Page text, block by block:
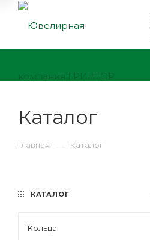
Каталог
Главная — Каталог
КАТАЛОГ
Кольца